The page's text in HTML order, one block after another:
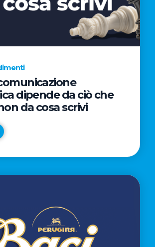
AL
CINEMA
NELLA
CAMPAGNA
REGISTA
PREMIO
OSCAR®
dipende da ciò che
da cosa scrivi